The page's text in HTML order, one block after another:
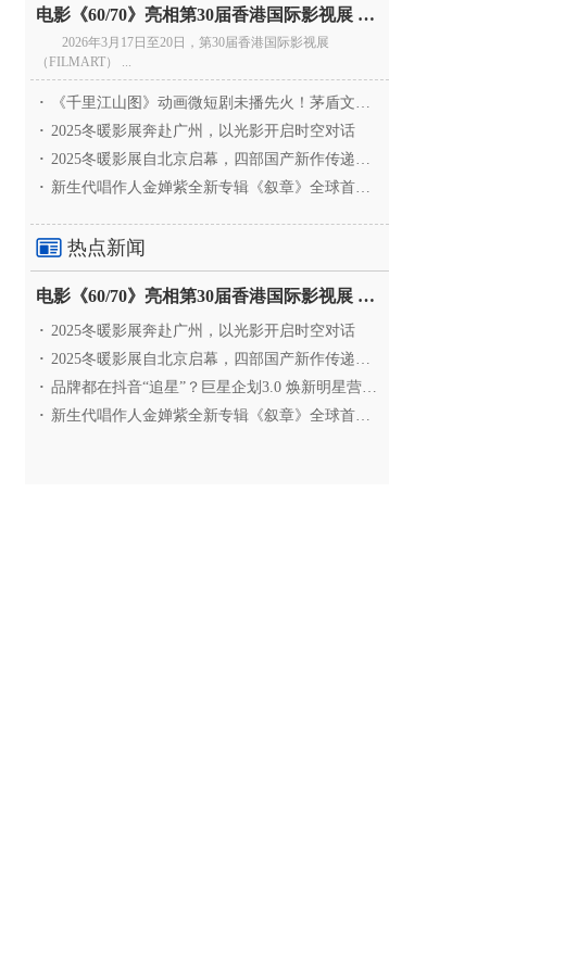
电影《60/70》亮相第30届香港国际影视展 冲刺戛纳备
2026年3月17日至20日，第30届香港国际影视展
（FILMART） ...
·
《千里江山图》动画微短剧未播先火！茅盾文学奖IP首
· 2025冬暖影展奔赴广州，以光影开启时空对话
· 2025冬暖影展自北京启幕，四部国产新作传递银幕温情
· 新生代唱作人金婵紫全新专辑《叙章》全球首发，颠覆
热点新闻
电影《60/70》亮相第30届香港国际影视展 冲刺戛纳备
· 2025冬暖影展奔赴广州，以光影开启时空对话
· 2025冬暖影展自北京启幕，四部国产新作传递银幕温情
· 品牌都在抖音“追星”？巨星企划3.0 焕新明星营销，让
· 新生代唱作人金婵紫全新专辑《叙章》全球首发，颠覆